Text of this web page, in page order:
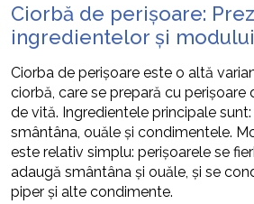
Ciorbă de perișoare:
ingredientelor și
Ciorba de perișoare este o altă
ciorbă, care se prepară cu perișoare
de vită. Ingredientele principale sunt:
smântâna, ouăle și condimentele.
este relativ simplu: perișoarele se
adaugă smântâna și ouăle, și se
piper și alte condimente.